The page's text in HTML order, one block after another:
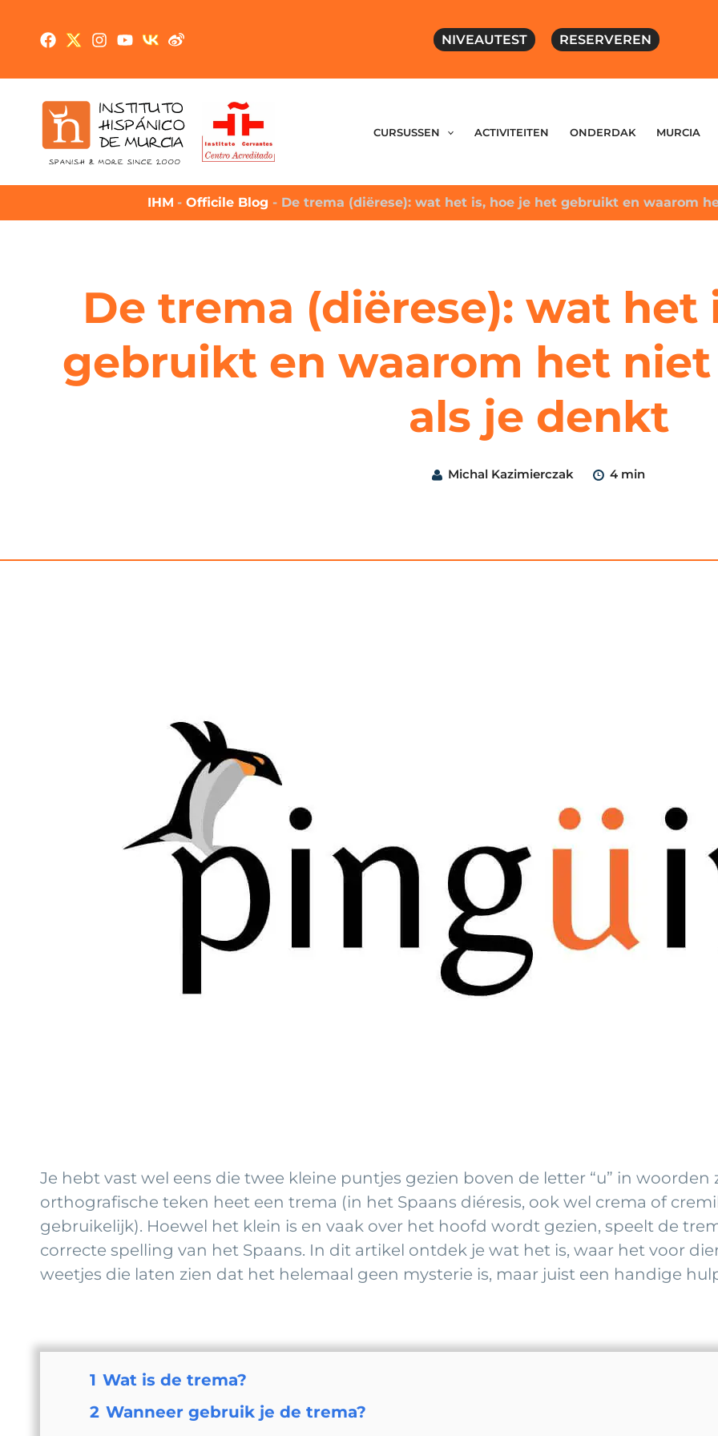
NIVEAUTEST RESERVEREN
CURSUSSEN ACTIVITEITEN ONDERDAK MURCIA
IHM - Officile Blog - De trema (diërese): wat het is, hoe je het gebruikt en waarom
De trema (diërese): wat het
gebruikt en waarom het
als je denkt
Michal Kazimierczak 4 min
Je hebt vast wel eens die twee kleine puntjes gezien boven de letter “u” in
orthografische teken heet een trema (in het Spaans diéresis, ook wel crema of
gebruikelijk). Hoewel het klein is en vaak over het hoofd wordt gezien, speelt de
correcte spelling van het Spaans. In dit artikel ontdek je wat het is, waar het voor
weetjes die laten zien dat het helemaal geen mysterie is, maar juist een handige
1 Wat is de trema?
2 Wanneer gebruik je de trema?